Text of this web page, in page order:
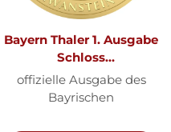
Bayern Thaler 1. Ausgabe
Schloss
Neuschwanstein 2025
1/2 oz Gold
offizielle Ausgabe des
Bayrischen